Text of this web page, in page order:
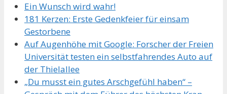
Ein Wunsch wird wahr!
181 Kerzen: Erste Gedenkfeier für einsam
Gestorbene
Auf Augenhöhe mit Google: Forscher der Freien
Universität testen ein selbstfahrendes Auto auf
der Thielallee
„Du musst ein gutes Arschgefühl haben“ –